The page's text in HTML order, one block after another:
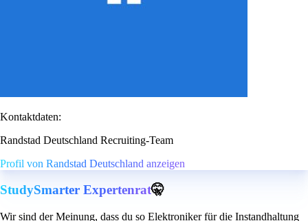
Kontaktdaten:
Randstad Deutschland Recruiting-Team
Profil von Randstad Deutschland anzeigen
StudySmarter Expertenrat🤫
Wir sind der Meinung, dass du so Elektroniker für die Instandhaltung